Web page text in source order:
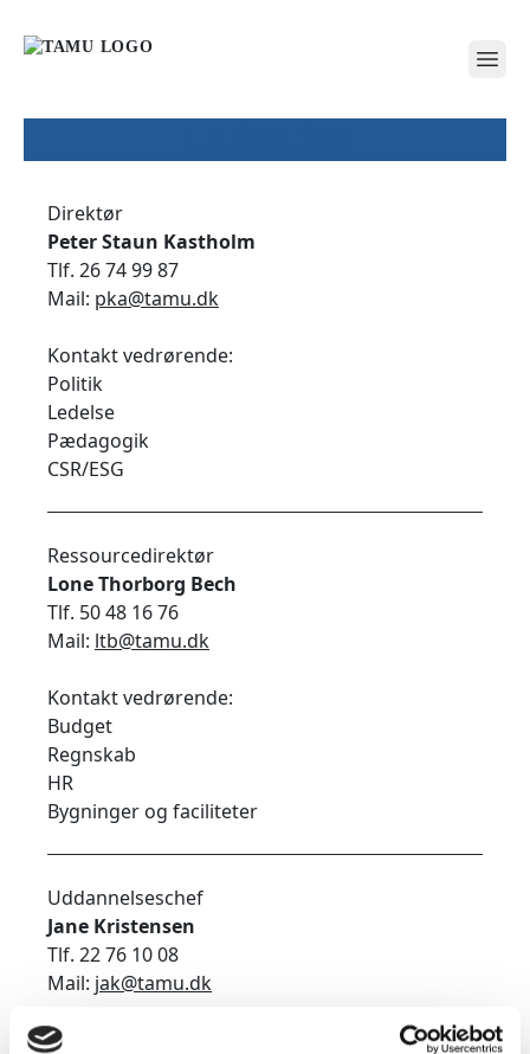
open
Direktør
Peter Staun Kastholm
Tlf. 26 74 99 87
Mail: pka@tamu.dk
Kontakt vedrørende:
Politik
Ledelse
Pædagogik
CSR/ESG
Ressourcedirektør
Lone Thorborg Bech
Tlf. 50 48 16 76
Mail: ltb@tamu.dk
Kontakt vedrørende:
Budget
Regnskab
HR
Bygninger og faciliteter
Uddannelseschef
Jane Kristensen
Tlf. 22 76 10 08
Mail: jak@tamu.dk
Kontakt vedrørende: